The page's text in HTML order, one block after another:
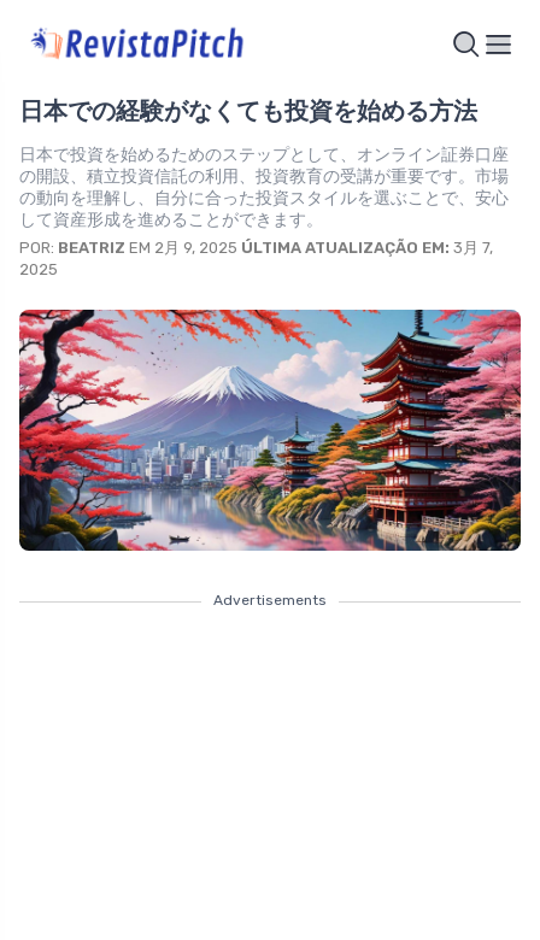
日本での経験がなくても投資を始める方法
日本で投資を始めるためのステップとして、オンライン証券口座
の開設、積立投資信託の利用、投資教育の受講が重要です。市場
の動向を理解し、自分に合った投資スタイルを選ぶことで、安心
して資産形成を進めることができます。
POR: BEATRIZ EM 2月 9, 2025 ÚLTIMA ATUALIZAÇÃO EM: 3月 7,
2025
Advertisements